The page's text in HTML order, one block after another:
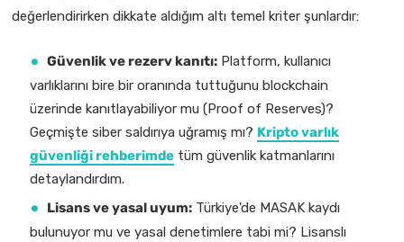
değerlendirirken dikkate aldığım altı temel kriter şunlardır:
Güvenlik ve rezerv kanıtı: Platform, kullanıcı
varlıklarını bire bir oranında tuttuğunu blockchain
üzerinde kanıtlayabiliyor mu (Proof of Reserves)?
Geçmişte siber saldırıya uğramış mı? Kripto varlık
güvenliği rehberimde tüm güvenlik katmanlarını
detaylandırdım.
Lisans ve yasal uyum: Türkiye'de MASAK kaydı
bulunuyor mu ve yasal denetimlere tabi mi? Lisanslı